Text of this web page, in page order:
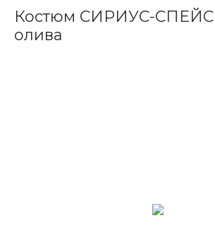
Костюм СИРИУС-СПЕЙС
олива